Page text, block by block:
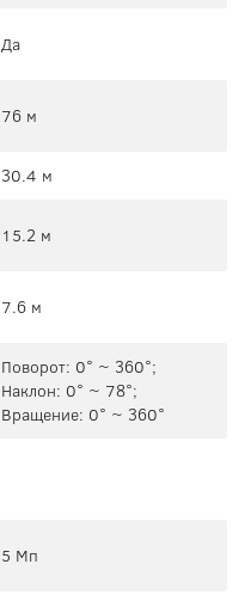
Да
76 м
30.4 м
15.2 м
7.6 м
Поворот: 0° ~ 360°;
Наклон: 0° ~ 78°;
Вращение: 0° ~ 360°
5 Мп